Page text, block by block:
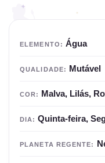
ELEMENTO: Água
QUALIDADE: Mutável
COR: Malva, Lilás,
DIA: Quinta-feira,
PLANETA REGENTE: